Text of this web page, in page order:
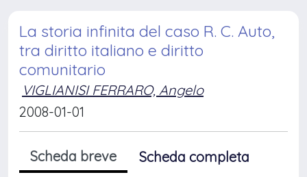
La storia infinita del caso R. C. Auto,
tra diritto italiano e diritto
comunitario
VIGLIANISI FERRARO, Angelo
2008-01-01
Scheda breve
Scheda completa